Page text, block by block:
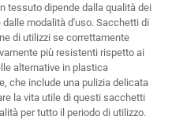
tessuto dipende dalla qualità dei
modalità d'uso. Sacchetti di
di utilizzi se correttamente
più resistenti rispetto ai
alternative in plastica
che include una pulizia delicata
la vita utile di questi sacchetti
per tutto il periodo di utilizzo.